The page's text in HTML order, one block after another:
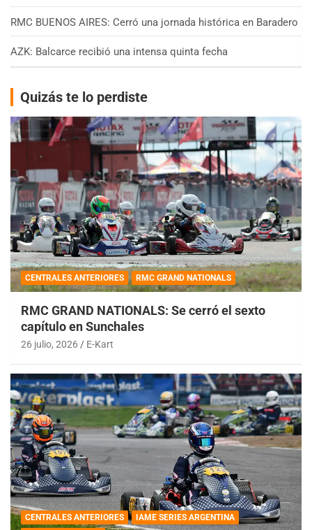
RMC BUENOS AIRES: Cerró una jornada histórica en Baradero
AZK: Balcarce recibió una intensa quinta fecha
Quizás te lo perdiste
CENTRALES ANTERIORES RMC GRAND NATIONALS
RMC GRAND NATIONALS: Se cerró el sexto
capítulo en Sunchales
26 julio, 2026 E-Kart
CENTRALES ANTERIORES
IAME SERIES ARGENTINA